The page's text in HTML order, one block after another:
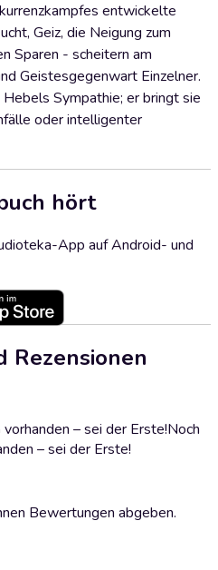
entwickelte
Geiz, die Neigung zum
Sparen - scheitern am
Geistesgegenwart Einzelner.
Sympathie; er bringt sie
oder intelligenter
hört
App auf Android- und
Rezensionen
– sei der Erste!Noch
– sei der Erste!
Bewertungen abgeben.